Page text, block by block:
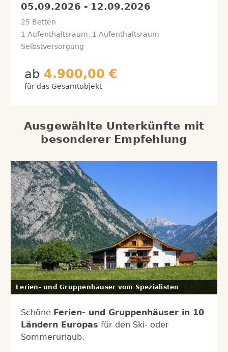
05.09.2026 - 12.09.2026
25 Betten
1 Aufenthaltsraum, 1 Aufenthaltsraum
Selbstversorgung
ab 4.900,00 €
für das Gesamtobjekt
Ausgewählte Unterkünfte mit
besonderer Empfehlung
Ferien- und Gruppenhäuser vom Spezialisten
Schöne Ferien- und Gruppenhäuser in 10
Ländern Europas für den Ski- oder
Sommerurlaub.